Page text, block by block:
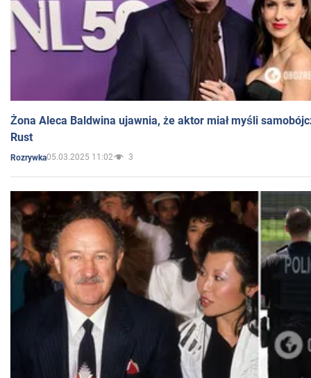
Żona Aleca Baldwina ujawnia, że aktor miał myśli
Rust
Rozrywka05.03.2025 11:02 3